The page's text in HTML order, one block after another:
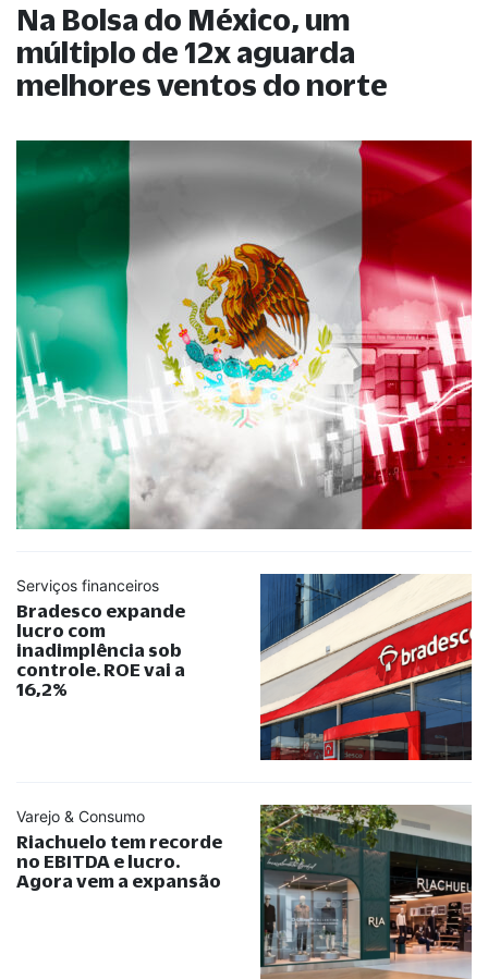
Na Bolsa do México, um
múltiplo de 12x aguarda
melhores ventos do norte
Serviços financeiros
Bradesco expande
lucro com
inadimplência sob
controle. ROE vai a
16,2%
Varejo & Consumo
Riachuelo tem recorde
no EBITDA e lucro.
Agora vem a expansão